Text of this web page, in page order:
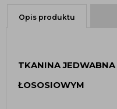
Opis produktu
TKANINA
ŁOSOSIOWYM